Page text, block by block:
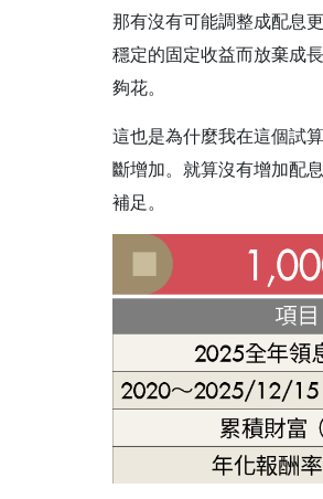
那有沒有可能調整成配息
穩定的固定收益而放棄成
夠花。
這也是為什麼我在這個試
斷增加。就算沒有增加配
補足。